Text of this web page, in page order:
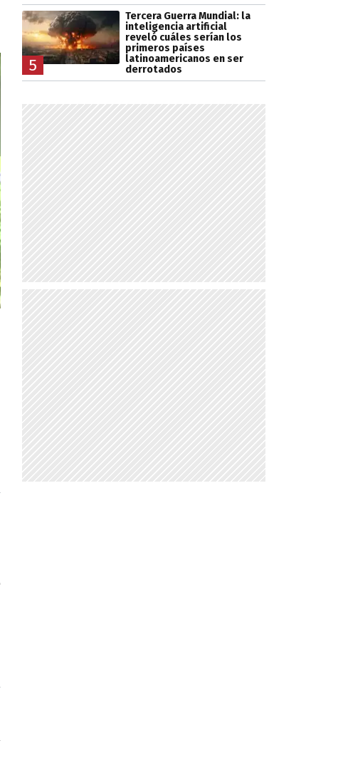
5
Tercera Guerra Mundial: la
inteligencia artificial
reveló cuáles serían los
primeros países
latinoamericanos en ser
derrotados